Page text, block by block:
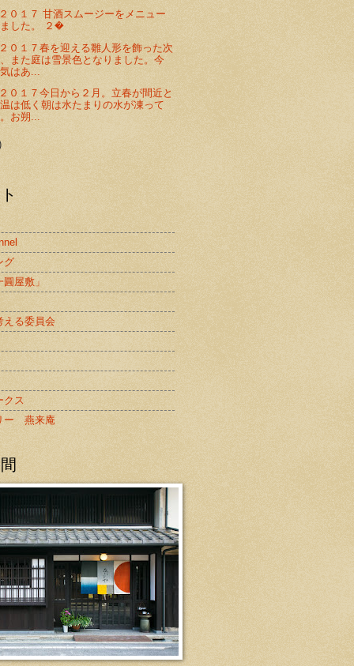
０１７ 甘酒スムージーをメニュー
した。 ２�
０１７春を迎える雛人形を飾った次
また庭は雪景色となりました。今
はあ...
１７今日から２月。立春が間近と
は低く朝は水たまりの水が凍って
お朔...
グ
屋敷」
える委員会
クス
ー 燕来庵